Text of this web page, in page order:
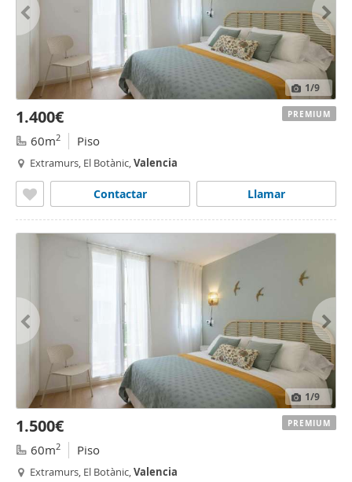
1/9
1.400€
60m2 Piso
Extramurs, El Botànic,Valencia
Llamar
Contactar
PREMIUM
1/9
1.500€
60m2 Piso
Extramurs, El Botànic,Valencia
PREMIUM